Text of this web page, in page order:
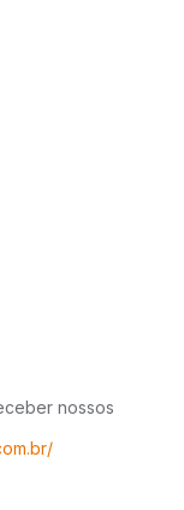
nossos